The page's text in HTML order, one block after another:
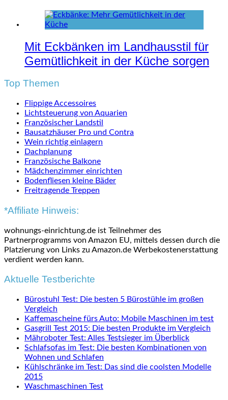
Mit Eckbänken im Landhausstil für
Gemütlichkeit in der Küche sorgen
Top Themen
Flippige Accessoires
Lichtsteuerung von Aquarien
Französischer Landstil
Bausatzhäuser Pro und Contra
Wein richtig einlagern
Dachplanung
Französische Balkone
Mädchenzimmer einrichten
Bodenfliesen kleine Bäder
Freitragende Treppen
*Affiliate Hinweis:
wohnungs-einrichtung.de ist Teilnehmer des
Partnerprogramms von Amazon EU, mittels dessen durch die
Platzierung von Links zu Amazon.de Werbekostenerstattung
verdient werden kann.
Aktuelle Testberichte
Bürostuhl Test: Die besten 5 Bürostühle im großen
Vergleich
Kaffemascheine fürs Auto: Mobile Maschinen im test
Gasgrill Test 2015: Die besten Produkte im Vergleich
Mähroboter Test: Alles Testsieger im Überblick
Schlafsofas im Test: Die besten Kombinationen von
Wohnen und Schlafen
Kühlschränke im Test: Das sind die coolsten Modelle
2015
Waschmaschinen Test